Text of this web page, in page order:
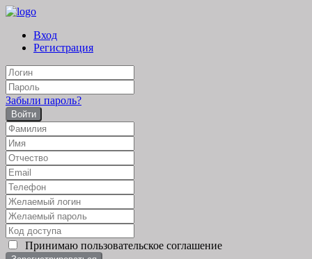
Вход
Регистрация
Забыли пароль?
Войти
Принимаю пользовательское соглашение